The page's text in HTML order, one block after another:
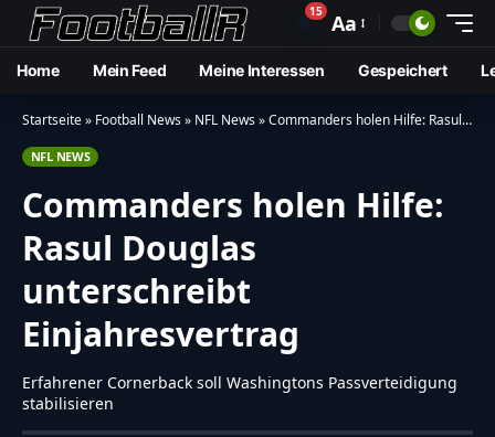
🔔15 Aa
Home Mein Feed Meine Interessen Gespeichert
Startseite» Football News» NFL News»Commanders holen Hilfe: Rasul Douglas unterschreibt Einjahresvertrag
NFL NEWS
Commanders holen Hilfe:
Rasul Douglas
unterschreibt
Einjahresvertrag
Erfahrener Cornerback soll Washingtons Passverteidigung
stabilisieren